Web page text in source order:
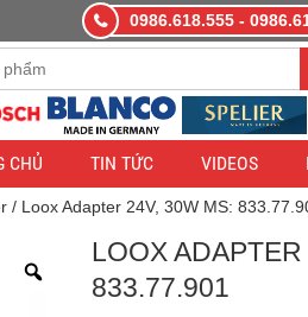
0986.618.555 -
CHỦ TIN TỨC VIDEOS
/ Loox Adapter 24V, 30W MS:
LOOX
833.77.901
demo nhằm mục đích thử nghiệm —